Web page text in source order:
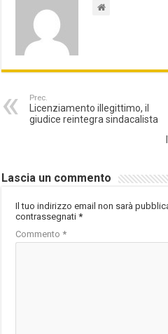
Prec.
Licenziamento illegittimo, il
giudice reintegra sindacalista
Lascia un commento
Il tuo indirizzo email non sarà
contrassegnati*
Commento*